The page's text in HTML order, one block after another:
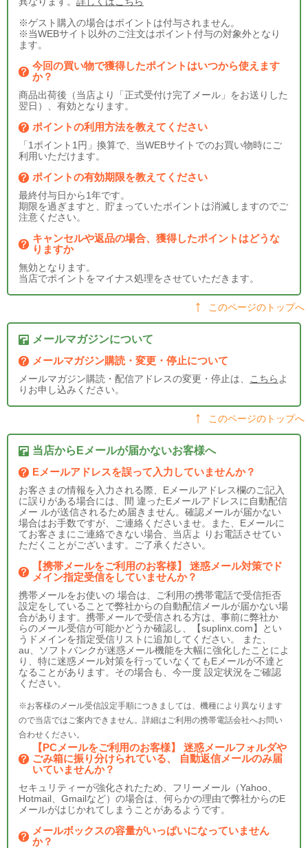
※ゲスト購入の場合はポイントは付与されません。
※当WEBサイト以外のご注文はポイント付与の対象外となり
ます。
今回の買い物で獲得したポイントはいつから使えます
か？
商品出荷後（当店より「正式受付け完了メール」をお送りした
翌日）、有効となります。
ポイントの利用方法を教えてください
「1ポイント1円」換算で、当WEBサイトでのお買い物時にご
利用いただけます。
ポイントの有効期限を教えてください
最終付与日から1年です。
期限を過ぎますと、貯まっていたポイントは消滅しますのでご
注意ください。
キャンセルや返品の場合、獲得したポイントはどうな
りますか
無効となります。
当店でポイントをマイナス処理をさせていただきます。
このページのトップへ
メールマガジンについて
メールマガジン購読・変更・停止について
メールマガジン購読・配信アドレスの変更・停止は、 こちら よ
りお申し込みください。
このページのトップへ
当店からEメールが届かないお客様へ
Eメールアドレスを誤って入力していませんか？
お客さまの情報を入力される際、Eメールアドレス欄のご記入
に誤りがある場合には、間 違ったEメールアドレスに自動配信
メー ルが送信されるため届きません。確認メールが届かない
場合はお手数ですが、ご連絡くださいませ。また、Eメールに
てお客さまにご連絡できない場合、当店よ りお電話させてい
ただくことがございます。ご了承ください。
【携帯メールをご利用のお客様】 迷惑メール対策でド
メイン指定受信をしていませんか？
携帯メールをお使いの 場合は、ご利用の携帯電話で受信拒否
設定をしていることで弊社からの自動配信メールが届かない場
合があります。携帯メールで受信される方は、事前に弊社か
らのメール受信が可能かどうか確認し、【suplinx.com】とい
うドメインを指定受信リストに追加してください。 また、
au、ソフトバンクが迷惑メール機能を大幅に強化したことによ
り、特に迷惑メール対策を行っていなくてもEメールが不達と
なることがあります。その場合も、今一度 設定状況をご確認
ください。
※お客様のメール受信設定手順につきましては、機種により異なります
ので当店ではご案内できません。詳細はご利用の携帯電話会社へお問い
合わせください。
【PCメールをご利用のお客様】 迷惑メールフォルダや
ごみ箱に振り分けられている、 自動返信メールのみ届
いていませんか？
セキュリティーが強化されたため、フリーメール（Yahoo、
Hotmail、Gmailなど）の場合は、何らかの理由で弊社からのE
メールがはじかれてしまうことがあるようです。
メールボックスの容量がいっぱいになっていません
か？